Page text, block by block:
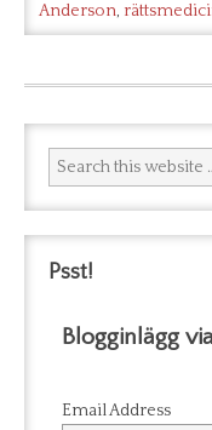
Anderson,
Psst!
Blogginlägg
Email Address